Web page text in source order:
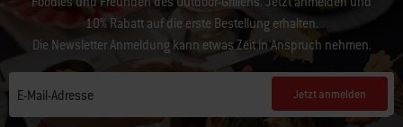
10% Rabatt auf die erste Bestellung erhalten.
Die Newsletter Anmeldung kann etwas Zeit in Anspruch nehmen.
E-Mail-Adresse Jetzt anmelden